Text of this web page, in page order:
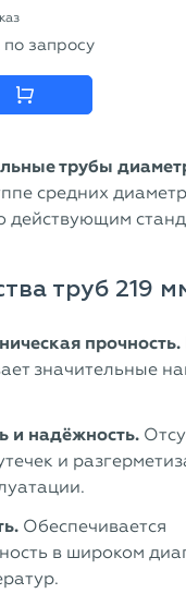
запросу
трубы
средних
действующим
труб 219
прочность.
значительные
и надёжность.
и
Обеспечивается
в широком